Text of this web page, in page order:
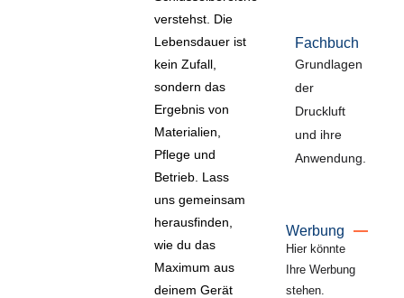
verstehst. Die
Lebensdauer ist
kein Zufall,
sondern das
Ergebnis von
Materialien,
Pflege und
Betrieb. Lass
uns gemeinsam
herausfinden,
wie du das
Maximum aus
deinem Gerät
Fachbuch
Grundlagen
der
Druckluft
und ihre
Anwendung.
Werbung
Hier könnte
Ihre Werbung
stehen.